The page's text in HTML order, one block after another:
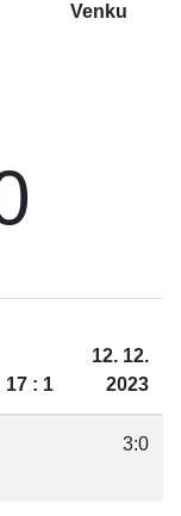
Venku
17 : 1
12. 12.
2023
3:0